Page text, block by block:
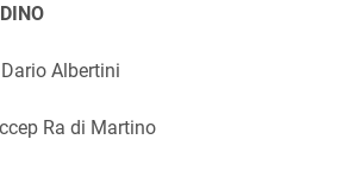
Albertini
Ra di Martino